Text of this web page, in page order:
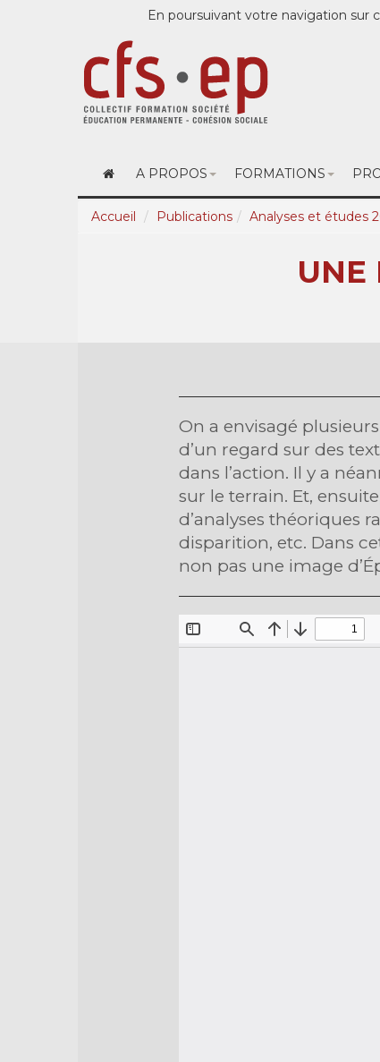
En poursuivant votre navigation sur
A PROPOS FORMATIONS
Accueil Publications Analyses et études
UNE
On a envisagé
d’un regard sur des
dans l’action. Il y a
sur le terrain. Et,
d’analyses théoriques
disparition, etc. Dans
non pas une image